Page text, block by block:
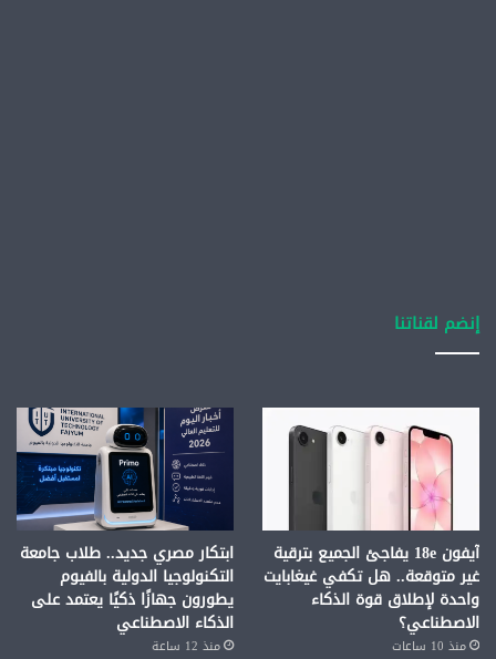
إنضم لقناتنا
آيفون 18e يفاجئ الجميع بترقية
غير متوقعة.. هل تكفي غيغابايت
واحدة لإطلاق قوة الذكاء
الاصطناعي؟
منذ 10 ساعات
ابتكار مصري جديد.. طلاب جامعة
التكنولوجيا الدولية بالفيوم
يطورون جهازًا ذكيًا يعتمد على
الذكاء الاصطناعي
منذ 12 ساعة